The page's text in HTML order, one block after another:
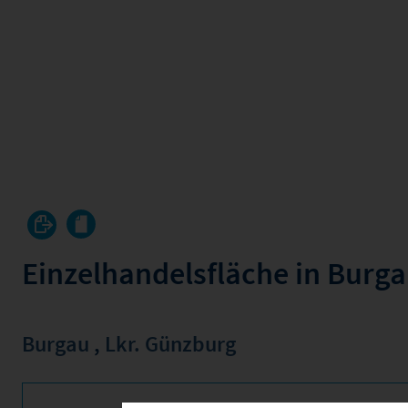
Einzelhandelsfläche in
Burgau , Lkr. Günzburg